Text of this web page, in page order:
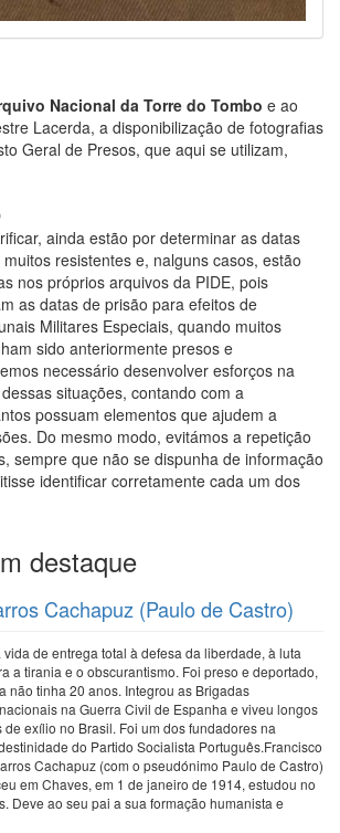
Nacional da Torre do Tombo e ao
Lacerda, a disponibilização de fotografias
Geral de Presos, que aqui se utilizam,
ainda estão por determinar as datas
resistentes e, nalguns casos, estão
nos próprios arquivos da PIDE, pois
as datas de prisão para efeitos de
Militares Especiais, quando muitos
sido anteriormente presos e
necessário desenvolver esforços na
situações, contando com a
possuam elementos que ajudem a
Do mesmo modo, evitámos a repetição
sempre que não se dispunha de informação
identificar corretamente cada um dos
destaque
Cachapuz (Paulo de Castro)
vida de entrega total à defesa da liberdade, à luta
a tirania e o obscurantismo. Foi preso e deportado,
não tinha 20 anos. Integrou as Brigadas
na Guerra Civil de Espanha e viveu longos
de exílio no Brasil. Foi um dos fundadores na
do Partido Socialista Português.Francisco
Cachapuz (com o pseudónimo Paulo de Castro)
em Chaves, em 1 de janeiro de 1914, estudou no
Deve ao seu pai a sua formação humanista e